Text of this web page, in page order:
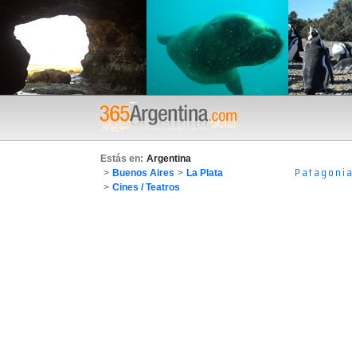
Estás en: Argentina
> Buenos Aires > La Plata
> Cines / Teatros
Patagonia